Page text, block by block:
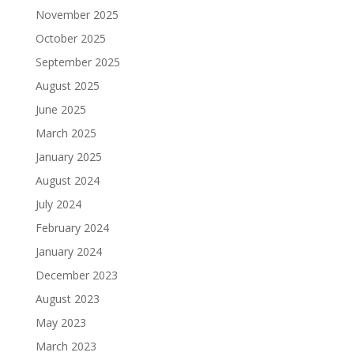
November 2025
October 2025
September 2025
August 2025
June 2025
March 2025
January 2025
August 2024
July 2024
February 2024
January 2024
December 2023
August 2023
May 2023
March 2023